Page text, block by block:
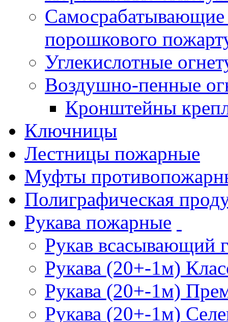
порошкового
Углекислотные
Воздушно-пенные
Кронштейны
Ключницы
Лестницы пожарные
Муфты
Полиграфическая
Рукава пожарные
Рукав всасывающий
Рукава (20+-1м)
Рукава (20+-1м)
Рукава (20+-1м)